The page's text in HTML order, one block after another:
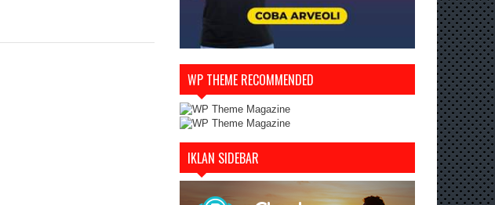
WP THEME RECOMMENDED
IKLAN SIDEBAR